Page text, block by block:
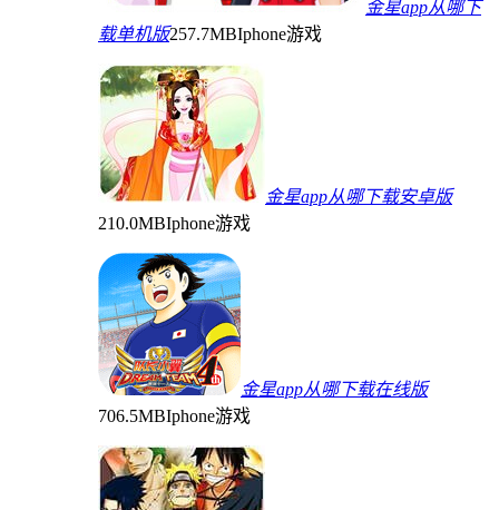
金星app从哪下
载单机版257.7MBIphone游戏
金星app从哪下载安卓版
210.0MBIphone游戏
金星app从哪下载在线版
706.5MBIphone游戏